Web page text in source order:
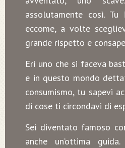
assolutamente così.
eccome, a volte
grande rispetto e
Eri uno che si faceva
e in questo mondo
consumismo, tu sapevi
di cose ti circondavi di
Sei diventato famoso
anche un’ottima